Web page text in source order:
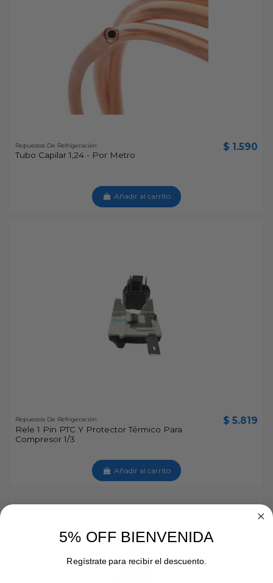
Repuestos De Refrigeración
Tubo Capilar 1,24 - Por Metro
$ 1.590
Añadir al carrito
Repuestos De Refrigeración
Rele 1 Pin PTC Y Protector Térmico Para
Compresor 1/3
$ 5.819
Añadir al carrito
5% OFF BIENVENIDA
Regístrate para recibir el descuento.